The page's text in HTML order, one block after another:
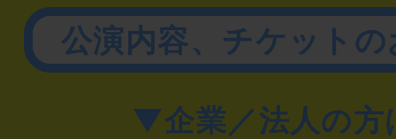
公演内容、チケット
▼企業／法人の方